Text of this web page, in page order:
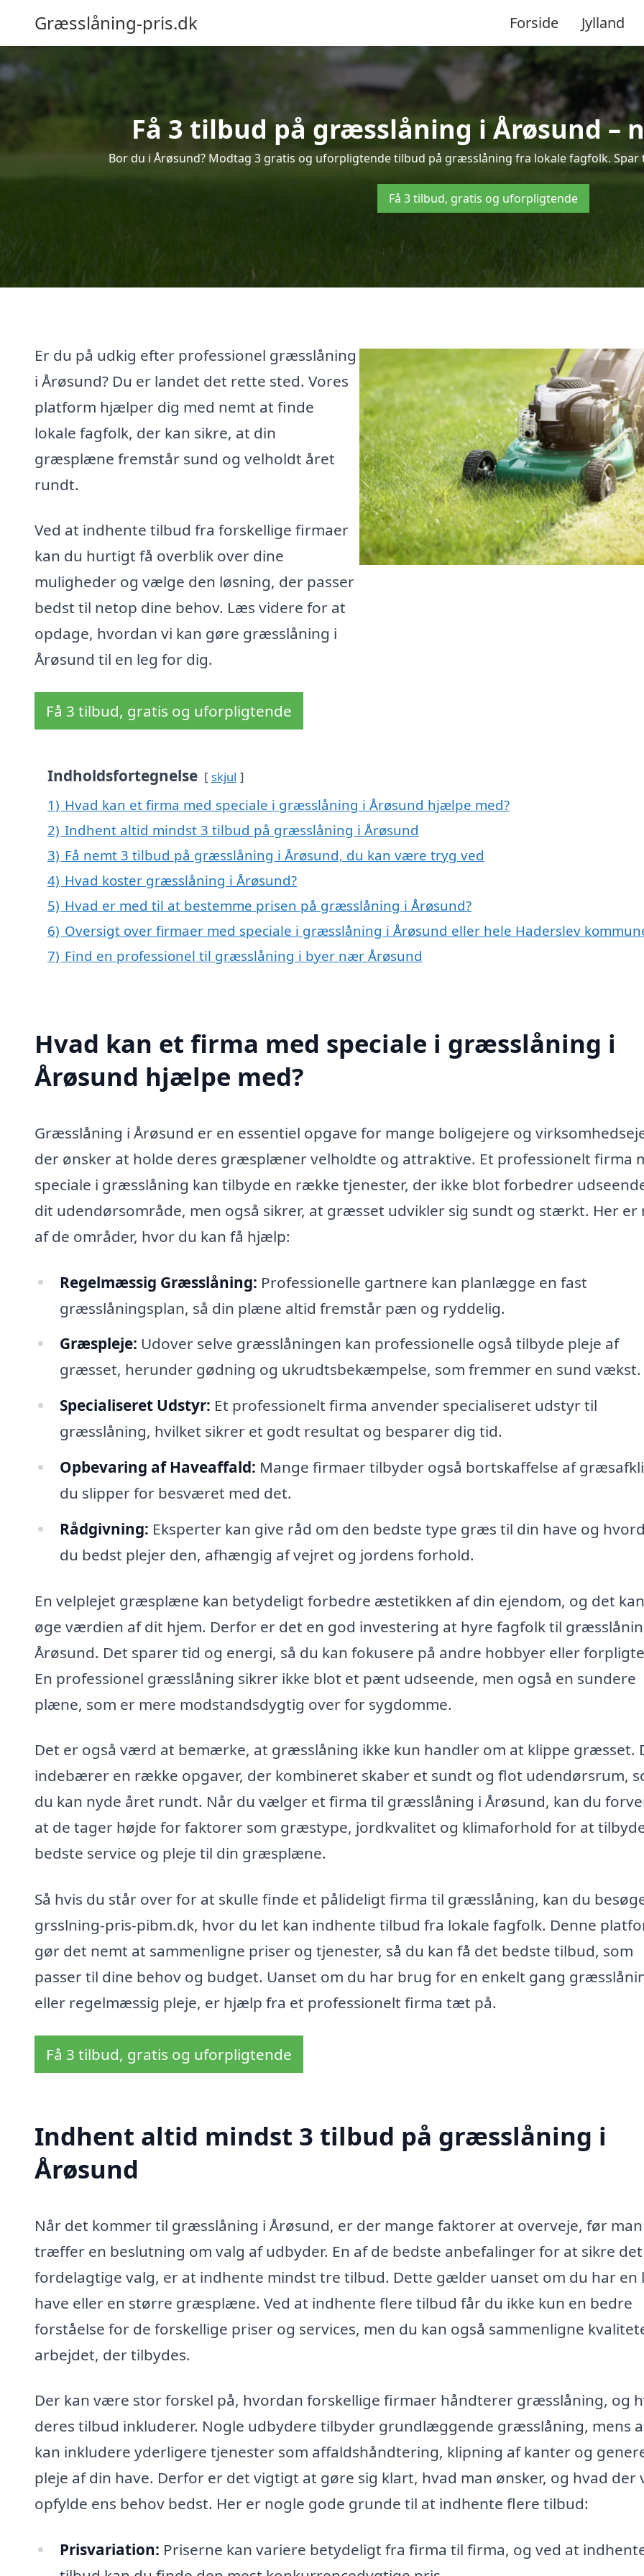
Græsslåning-pris.dk Forside Jylland
Få 3 tilbud på græsslåning i Årøsund –
Bor du i Årøsund? Modtag 3 gratis og uforpligtende tilbud på græsslåning fra lokale fagfolk. Spar
Få 3 tilbud, gratis og uforpligtende
Er du på udkig efter professionel græsslåning
i Årøsund? Du er landet det rette sted. Vores
platform hjælper dig med nemt at finde
lokale fagfolk, der kan sikre, at din
græsplæne fremstår sund og velholdt året
rundt.
Ved at indhente tilbud fra forskellige firmaer
kan du hurtigt få overblik over dine
muligheder og vælge den løsning, der passer
bedst til netop dine behov. Læs videre for at
opdage, hvordan vi kan gøre græsslåning i
Årøsund til en leg for dig.
Få 3 tilbud, gratis og uforpligtende
Indholdsfortegnelse skjul
1) Hvad kan et firma med speciale i græsslåning i Årøsund hjælpe med?
2) Indhent altid mindst 3 tilbud på græsslåning i Årøsund
3) Få nemt 3 tilbud på græsslåning i Årøsund, du kan være tryg ved
4) Hvad koster græsslåning i Årøsund?
5) Hvad er med til at bestemme prisen på græsslåning i Årøsund?
6) Oversigt over firmaer med speciale i græsslåning i Årøsund eller hele Haderslev
7) Find en professionel til græsslåning i byer nær Årøsund
Hvad kan et firma med speciale i græsslåning i
Årøsund hjælpe med?
Græsslåning i Årøsund er en essentiel opgave for mange boligejere og
der ønsker at holde deres græsplæner velholdte og attraktive. Et professionelt firma
speciale i græsslåning kan tilbyde en række tjenester, der ikke blot forbedrer
dit udendørsområde, men også sikrer, at græsset udvikler sig sundt og stærkt. Her er
af de områder, hvor du kan få hjælp:
Regelmæssig Græsslåning: Professionelle gartnere kan planlægge en fast
græsslåningsplan, så din plæne altid fremstår pæn og ryddelig.
Græspleje: Udover selve græsslåningen kan professionelle også tilbyde pleje af
græsset, herunder gødning og ukrudtsbekæmpelse, som fremmer en sund vækst.
Specialiseret Udstyr: Et professionelt firma anvender specialiseret udstyr til
græsslåning, hvilket sikrer et godt resultat og besparer dig tid.
Opbevaring af Haveaffald: Mange firmaer tilbyder også bortskaffelse af
du slipper for besværet med det.
Rådgivning: Eksperter kan give råd om den bedste type græs til din have og
du bedst plejer den, afhængig af vejret og jordens forhold.
En velplejet græsplæne kan betydeligt forbedre æstetikken af din ejendom, og det
øge værdien af dit hjem. Derfor er det en god investering at hyre fagfolk til
Årøsund. Det sparer tid og energi, så du kan fokusere på andre hobbyer eller
En professionel græsslåning sikrer ikke blot et pænt udseende, men også en sundere
plæne, som er mere modstandsdygtig over for sygdomme.
Det er også værd at bemærke, at græsslåning ikke kun handler om at klippe græsset.
indebærer en række opgaver, der kombineret skaber et sundt og flot udendørsrum,
du kan nyde året rundt. Når du vælger et firma til græsslåning i Årøsund, kan du
at de tager højde for faktorer som græstype, jordkvalitet og klimaforhold for at
bedste service og pleje til din græsplæne.
Så hvis du står over for at skulle finde et pålideligt firma til græsslåning, kan du
grsslning-pris-pibm.dk, hvor du let kan indhente tilbud fra lokale fagfolk. Denne
gør det nemt at sammenligne priser og tjenester, så du kan få det bedste tilbud, som
passer til dine behov og budget. Uanset om du har brug for en enkelt gang
eller regelmæssig pleje, er hjælp fra et professionelt firma tæt på.
Få 3 tilbud, gratis og uforpligtende
Indhent altid mindst 3 tilbud på græsslåning i
Årøsund
Når det kommer til græsslåning i Årøsund, er der mange faktorer at overveje, før man
træffer en beslutning om valg af udbyder. En af de bedste anbefalinger for at sikre
fordelagtige valg, er at indhente mindst tre tilbud. Dette gælder uanset om du har en
have eller en større græsplæne. Ved at indhente flere tilbud får du ikke kun en bedre
forståelse for de forskellige priser og services, men du kan også sammenligne
arbejdet, der tilbydes.
Der kan være stor forskel på, hvordan forskellige firmaer håndterer græsslåning, og
deres tilbud inkluderer. Nogle udbydere tilbyder grundlæggende græsslåning, mens
kan inkludere yderligere tjenester som affaldshåndtering, klipning af kanter og
pleje af din have. Derfor er det vigtigt at gøre sig klart, hvad man ønsker, og hvad der
opfylde ens behov bedst. Her er nogle gode grunde til at indhente flere tilbud:
Prisvariation: Priserne kan variere betydeligt fra firma til firma, og ved at